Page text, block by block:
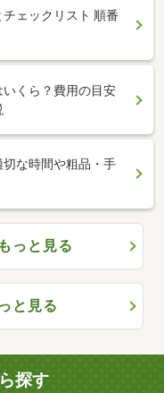
ェックリスト 順番
くら？費用の目安
な時間や粗品・手
っと見る
と見る
探す